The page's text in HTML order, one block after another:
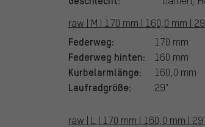
raw | M | 170 mm | 160,0 mm |
Federweg: 170 mm
Federweg hinten: 160 mm
Kurbelarmlänge: 160,0 mm
Laufradgröße: 29"
raw | L | 170 mm | 160,0 mm |